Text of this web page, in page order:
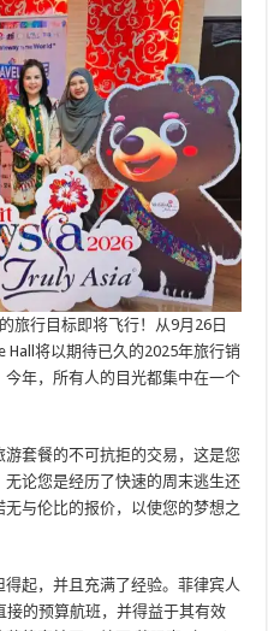
旅行目标即将飞行！从9月26日
Hall将以期待已久的2025年旅行销
年，所有人的目光都集中在一个
套餐的不可抗拒的交易，这是您
论您是经历了快速的周末逃生还
与伦比的报价，以使您的梦想之
起，并且充满了经验。菲律宾人
的预算航班，并得益于其有效